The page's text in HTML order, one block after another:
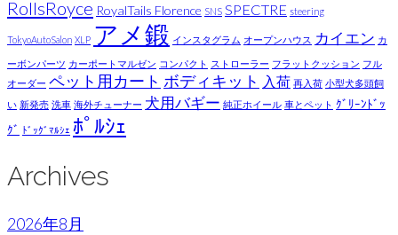
RollsRoyce RoyalTails Florence SNS SPECTRE steering
TokyoAutoSalon XLP アメ鍛 インスタグラム オープンハウス カイエン カ
ーボンパーツ カーポートマルゼン コンパクト ストローラー フラットクッション フル
オーダー ペット用カート ボディキット 入荷 再入荷 小型犬多頭飼
い 新発売 洗車 海外チューナー 犬用バギー 純正ホイール 車とペット ｸﾞﾘｰﾝﾄﾞｯ
ｸﾞ
ﾄﾞｯｸﾞﾏﾙｼｪ ﾎﾟﾙｼｪ
Archives
2026年8月